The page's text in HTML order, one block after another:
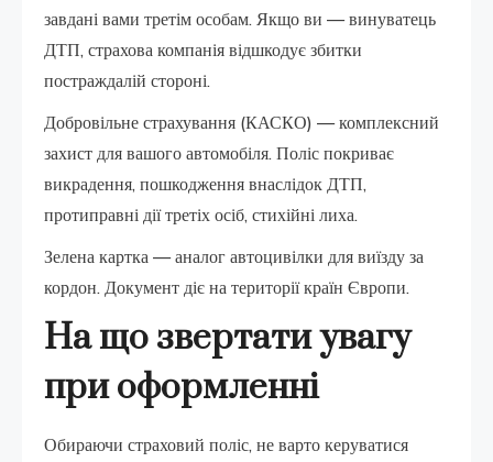
завдані вами третім особам. Якщо ви — винуватець
ДТП, страхова компанія відшкодує збитки
постраждалій стороні.
Добровільне страхування (КАСКО) — комплексний
захист для вашого автомобіля. Поліс покриває
викрадення, пошкодження внаслідок ДТП,
протиправні дії третіх осіб, стихійні лиха.
Зелена картка — аналог автоцивілки для виїзду за
кордон. Документ діє на території країн Європи.
На що звертати увагу
при оформленні
Обираючи страховий поліс, не варто керуватися